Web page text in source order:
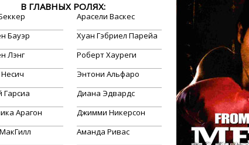
В ГЛАВНЫХ РОЛЯХ:
Бауэр
Лэнг
Гарсиа
Арагон
Арасели Васкес
Хуан Гэбриел Парейа
Роберт Хауреги
Энтони Альфаро
Диана Эдвардс
Джимми Никерсон
Аманда Ривас